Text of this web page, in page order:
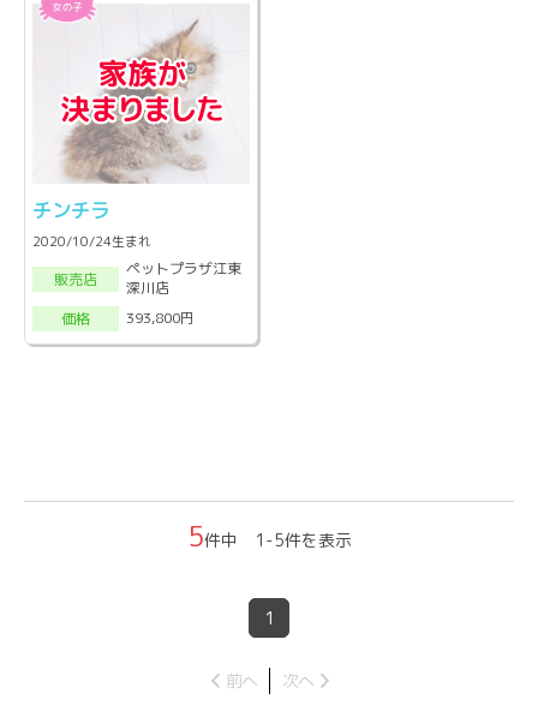
チンチラ
2020/10/24生まれ
販売店
ペットプラザ江東
深川店
価格
393,800円
5件中 1-5件を表示
1
前へ 次へ